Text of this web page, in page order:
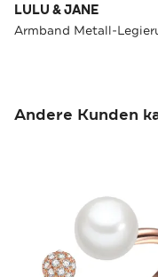
LULU & JANE
Andere Kunden